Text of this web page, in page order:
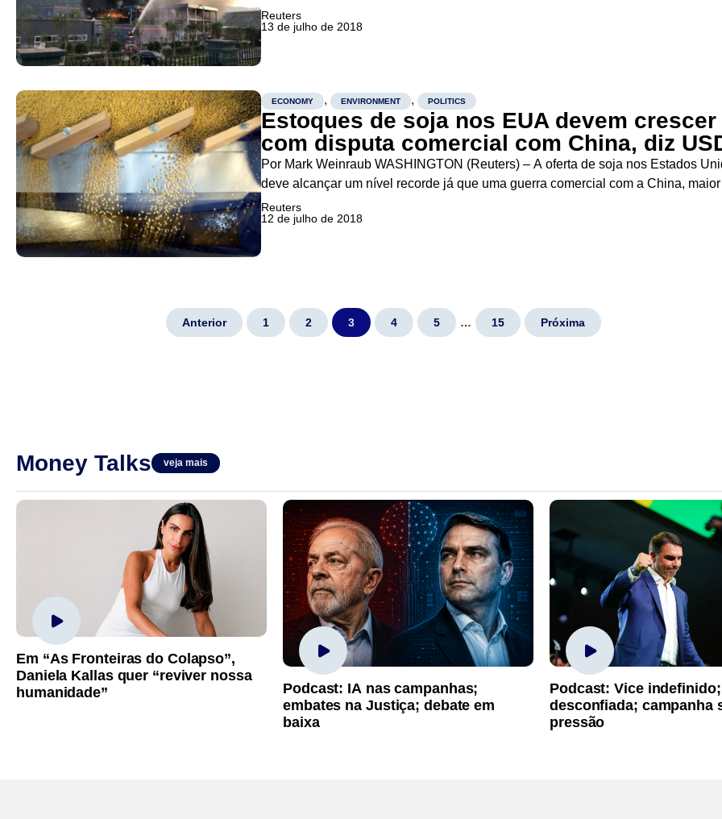
feridos, disseram autoridades nesta sexta-feira, no mais recente incidente
com mortes no país que...
Reuters
13 de julho de 2018
ECONOMY , ENVIRONMENT , POLITICS
Estoques de soja nos EUA devem crescer
com disputa comercial com China, diz
Por Mark Weinraub WASHINGTON (Reuters) – A oferta de soja nos Estados
deve alcançar um nível recorde já que uma guerra comercial com a China, maior
comprador mundial da commodity, reduzirá as exportações, informou o
de Agricultura do...
Reuters
12 de julho de 2018
Anterior 1 2 3 4 5 … 15 Próxima
Money Talks veja mais
Em “As Fronteiras do Colapso”,
Daniela Kallas quer “reviver nossa
humanidade”
Podcast: IA nas campanhas;
embates na Justiça; debate em
baixa
Podcast: Vice
desconfiada; campanha
pressão